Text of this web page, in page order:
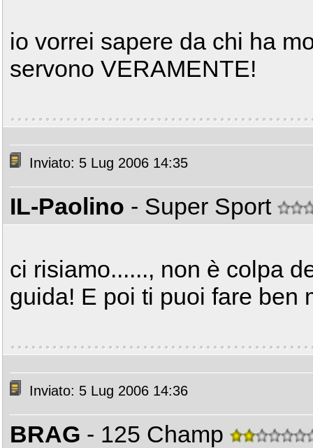
io vorrei sapere da chi ha
servono VERAMENTE!
Inviato: 5 Lug 2006 14:35
IL-Paolino - Super Sport
ci risiamo......, non è colpa
guida! E poi ti puoi fare ben
Inviato: 5 Lug 2006 14:36
BRAG - 125 Champ